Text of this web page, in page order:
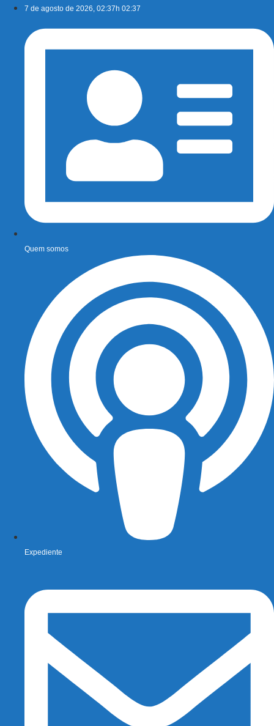
conteúdo
7 de agosto de 2026, 02:37h 02:37
Quem somos
Expediente